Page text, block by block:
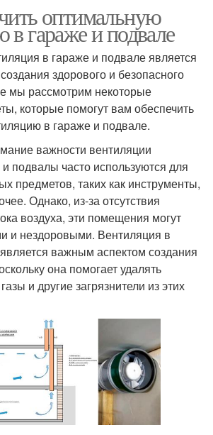
оптимальную
в гараже и подвале
в гараже и подвале является
здорового и безопасного
мы рассмотрим некоторые
которые помогут вам обеспечить
в гараже и подвале.
важности вентиляции
подвалы часто используются для
предметов, таких как инструменты,
Однако, из-за отсутствия
воздуха, эти помещения могут
и нездоровыми. Вентиляция в
важным аспектом создания
она помогает удалять
и другие загрязнители из этих